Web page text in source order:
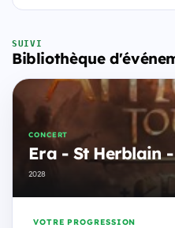
SUIVI
Bibliothèque
CONCERT
Era - St Herblain
2028
VOTRE PROGRESSION